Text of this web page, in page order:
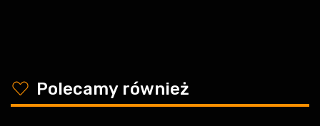
y Polecamy również